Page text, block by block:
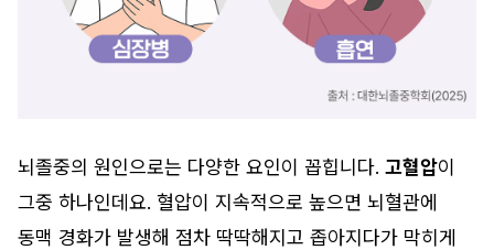
뇌졸중의 원인으로는 다양한 요인이 꼽힙니다. 고혈압이
그중 하나인데요. 혈압이 지속적으로 높으면 뇌혈관에
동맥 경화가 발생해 점차 딱딱해지고 좁아지다가 막히게